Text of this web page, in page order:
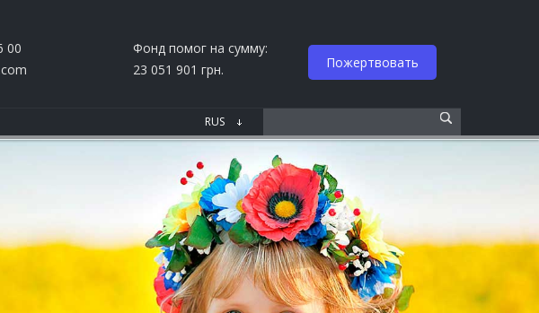
00
Фонд помог на сумму:
23 051 901 грн.
Пожертвовать